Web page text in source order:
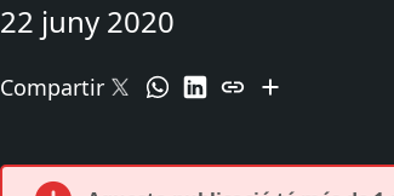
22 juny 2020
Compartir